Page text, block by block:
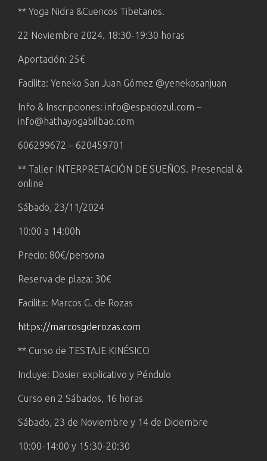
** Yoga Nidra &Cuencos Tibetanos.
22 Noviembre 2024. 18:30-19:30 horas
Aportación: 25€
Facilita: Yeneko San Juan Gómez @yenekosanjuan
Info & Inscripciones: info@espaciozul.com –
info@hathayogabilbao.com
606299672 – 620459701
** Taller INTERPRETACIÓN DE SUEÑOS. Presencial &
online
Sábado, 23/11/2024
10:00 a 14:00h
Precio: 80€/persona
Reserva de plaza: 30€
Facilita: Marcos G. de Rozas
https://marcosgderozas.com
** Curso de TESTAJE KINÉSICO
Incluye: Dosier explicativo y Péndulo
Curso en 2 Sábados, 16 horas
Sábado, 23 de Noviembre y 14 de Diciembre
10:00-14:00 y 15:30-20:30